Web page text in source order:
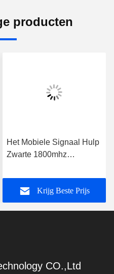
producten
Het Mobiele Signaal Hulp
Zwarte 1800mhz
OLAX WR01 4G LTE
Krijg Beste Prijs
CO.,Ltd